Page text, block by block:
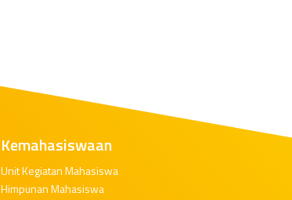
Kemahasiswaan
Unit Kegiatan Mahasiswa
Himpunan Mahasiswa